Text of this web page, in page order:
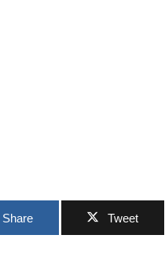
Share Tweet